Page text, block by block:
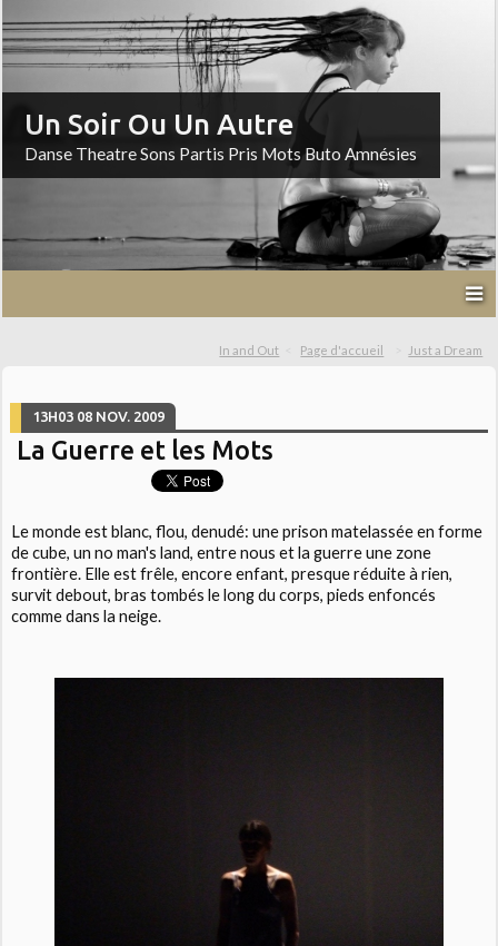
Un Soir Ou Un Autre
Danse Theatre Sons Partis Pris Mots Buto Amnésies
In and Out Page d'accueil Just a Dream
13H03 08 NOV. 2009
La Guerre et les Mots
Le monde est blanc, flou, denudé: une prison matelassée en forme
de cube, un no man's land, entre nous et la guerre une zone
frontière. Elle est frêle, encore enfant, presque réduite à rien,
survit debout, bras tombés le long du corps, pieds enfoncés
comme dans la neige.